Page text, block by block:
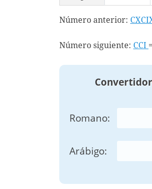
Número anterior:
Número siguiente: CCI =
Convertidor
Romano:
Arábigo: